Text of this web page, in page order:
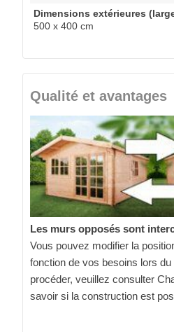
Dimensions extérieures
500 x 400 cm
Qualité et avantages
Les murs opposés sont
Vous pouvez modifier la
fonction de vos besoins lors
procéder, veuillez consulter
savoir si la construction est